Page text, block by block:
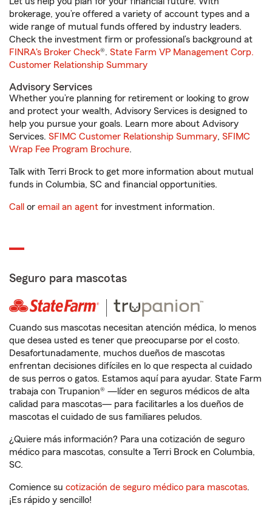
brokerage, you’re offered a variety of account types and a
wide range of mutual funds offered by industry leaders.
Check the investment firm or professional’s background at
FINRA's Broker Check®. State Farm VP Management Corp.
Customer Relationship Summary
Advisory Services
Whether you’re planning for retirement or looking to grow
and protect your wealth, Advisory Services is designed to
help you pursue your goals. Learn more about Advisory
Services. SFIMC Customer Relationship Summary, SFIMC
Wrap Fee Program Brochure.
Talk with Terri Brock to get more information about mutual
funds in Columbia, SC and financial opportunities.
Call or email an agent for investment information.
Seguro para mascotas
Cuando sus mascotas necesitan atención médica, lo menos
que desea usted es tener que preocuparse por el costo.
Desafortunadamente, muchos dueños de mascotas
enfrentan decisiones difíciles en lo que respecta al cuidado
de sus perros o gatos. Estamos aquí para ayudar. State Farm
trabaja con Trupanion® —líder en seguros médicos de alta
calidad para mascotas— para facilitarles a los dueños de
mascotas el cuidado de sus familiares peludos.
¿Quiere más información? Para una cotización de seguro
médico para mascotas, consulte a Terri Brock en Columbia,
SC.
Comience su cotización de seguro médico para mascotas.
¡Es rápido y sencillo!